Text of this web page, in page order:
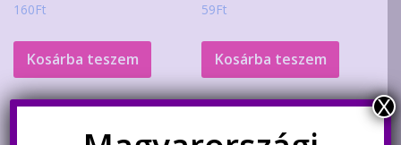
160Ft
Kosárba teszem
59Ft
Kosárba teszem
X